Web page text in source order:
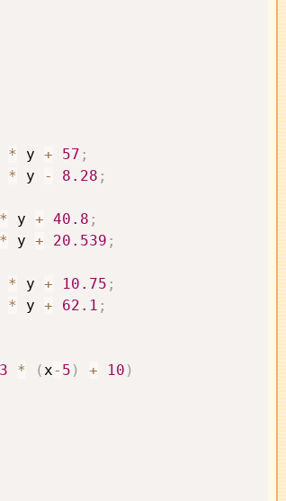
* y + 57 ;
* y - 8.28 ;
* y + 40.8 ;
* y + 20.539 ;
* y + 10.75 ;
* y + 62.1 ;
3 * (x- 5 ) + 10 )